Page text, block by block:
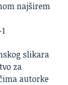
najširem
slikara
za
autorke